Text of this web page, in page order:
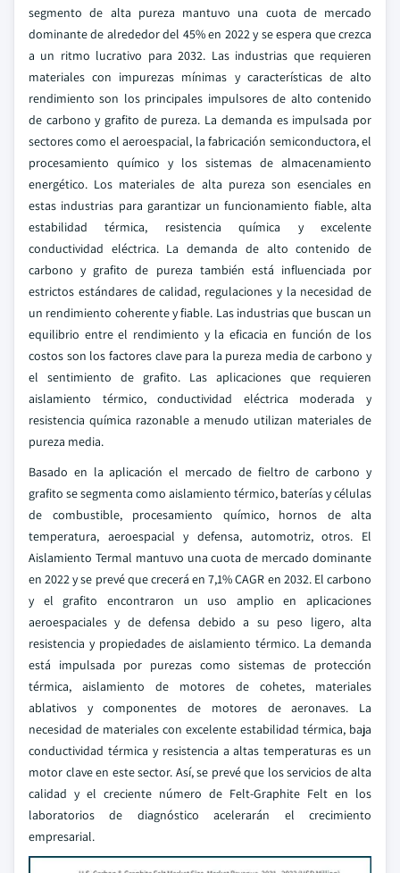
segmento de alta pureza mantuvo una cuota de mercado
dominante de alrededor del 45% en 2022 y se espera que crezca
a un ritmo lucrativo para 2032. Las industrias que requieren
materiales con impurezas mínimas y características de alto
rendimiento son los principales impulsores de alto contenido
de carbono y grafito de pureza. La demanda es impulsada por
sectores como el aeroespacial, la fabricación semiconductora, el
procesamiento químico y los sistemas de almacenamiento
energético. Los materiales de alta pureza son esenciales en
estas industrias para garantizar un funcionamiento fiable, alta
estabilidad térmica, resistencia química y excelente
conductividad eléctrica. La demanda de alto contenido de
carbono y grafito de pureza también está influenciada por
estrictos estándares de calidad, regulaciones y la necesidad de
un rendimiento coherente y fiable. Las industrias que buscan un
equilibrio entre el rendimiento y la eficacia en función de los
costos son los factores clave para la pureza media de carbono y
el sentimiento de grafito. Las aplicaciones que requieren
aislamiento térmico, conductividad eléctrica moderada y
resistencia química razonable a menudo utilizan materiales de
pureza media.
Basado en la aplicación el mercado de fieltro de carbono y
grafito se segmenta como aislamiento térmico, baterías y células
de combustible, procesamiento químico, hornos de alta
temperatura, aeroespacial y defensa, automotriz, otros. El
Aislamiento Termal mantuvo una cuota de mercado dominante
en 2022 y se prevé que crecerá en 7,1% CAGR en 2032. El carbono
y el grafito encontraron un uso amplio en aplicaciones
aeroespaciales y de defensa debido a su peso ligero, alta
resistencia y propiedades de aislamiento térmico. La demanda
está impulsada por purezas como sistemas de protección
térmica, aislamiento de motores de cohetes, materiales
ablativos y componentes de motores de aeronaves. La
necesidad de materiales con excelente estabilidad térmica, baja
conductividad térmica y resistencia a altas temperaturas es un
motor clave en este sector. Así, se prevé que los servicios de alta
calidad y el creciente número de Felt-Graphite Felt en los
laboratorios de diagnóstico acelerarán el crecimiento
empresarial.